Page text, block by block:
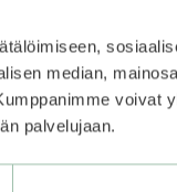
median,
voivat
palvelujaan.